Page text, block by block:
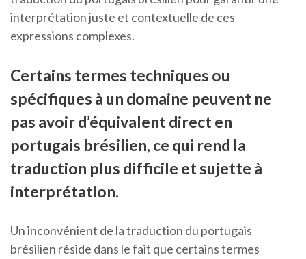
interprétation juste et contextuelle de ces
expressions complexes.
Certains termes techniques ou
spécifiques à un domaine peuvent ne
pas avoir d’équivalent direct en
portugais brésilien, ce qui rend la
traduction plus difficile et sujette à
interprétation.
Un inconvénient de la traduction du portugais
brésilien réside dans le fait que certains termes